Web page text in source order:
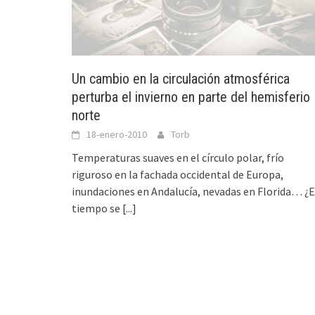
Un cambio en la circulación atmosférica
perturba el invierno en parte del hemisferio
norte
18-enero-2010 Torb
Temperaturas suaves en el círculo polar, frío
riguroso en la fachada occidental de Europa,
inundaciones en Andalucía, nevadas en Florida…
tiempo se [...]